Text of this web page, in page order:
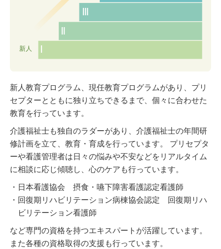
新人教育プログラム、現任教育プログラムがあり、プリ
セプターとともに独り立ちできるまで、個々に合わせた
教育を行っています。
介護福祉士も独自のラダーがあり、介護福祉士の年間研
修計画を立て、教育・育成を行っています。 プリセプタ
ーや看護管理者は日々の悩みや不安などをリアルタイム
に相談に応じ傾聴し、心のケアも行っています。
・日本看護協会 摂食・嚥下障害看護認定看護師
・回復期リハビリテーション病棟協会認定 回復期リハ
ビリテーション看護師
など専門の資格を持つエキスパートが活躍しています。
また各種の資格取得の支援も行っています。